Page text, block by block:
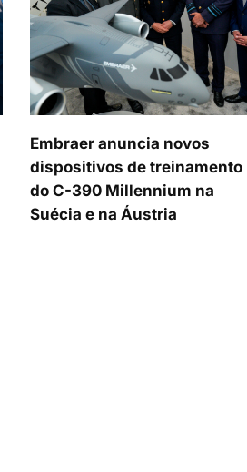
Embraer anuncia novos
dispositivos de treinamento
do C-390 Millennium na
Suécia e na Áustria